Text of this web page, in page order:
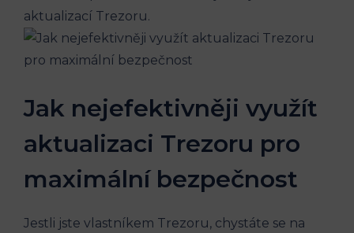
aktualizací Trezoru.
Jak nejefektivněji využít
aktualizaci Trezoru pro
maximální bezpečnost
Jestli jste vlastníkem Trezoru, chystáte se na